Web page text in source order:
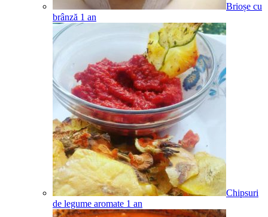
Brioșe cu
brânză 1 an
Chipsuri
de legume aromate 1 an